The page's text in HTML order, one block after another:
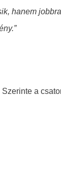
hanem jobbra
Szerinte a